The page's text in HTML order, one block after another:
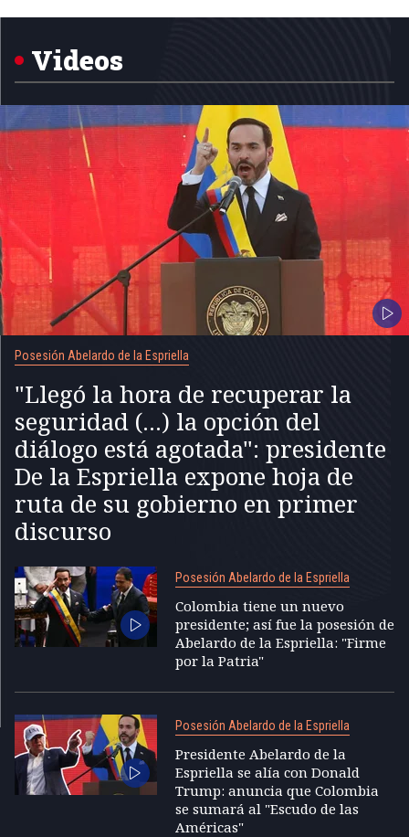
1
Videos
Posesión Abelardo de la Espriella
"Llegó la hora de recuperar la
seguridad (...) la opción del
diálogo está agotada": presidente
De la Espriella expone hoja de
ruta de su gobierno en primer
discurso
Posesión Abelardo de la Espriella
Colombia tiene un nuevo
presidente; así fue la posesión de
Abelardo de la Espriella: "Firme
por la Patria"
Posesión Abelardo de la Espriella
Presidente Abelardo de la
Espriella se alía con Donald
Trump: anuncia que Colombia
se sumará al "Escudo de las
Américas"